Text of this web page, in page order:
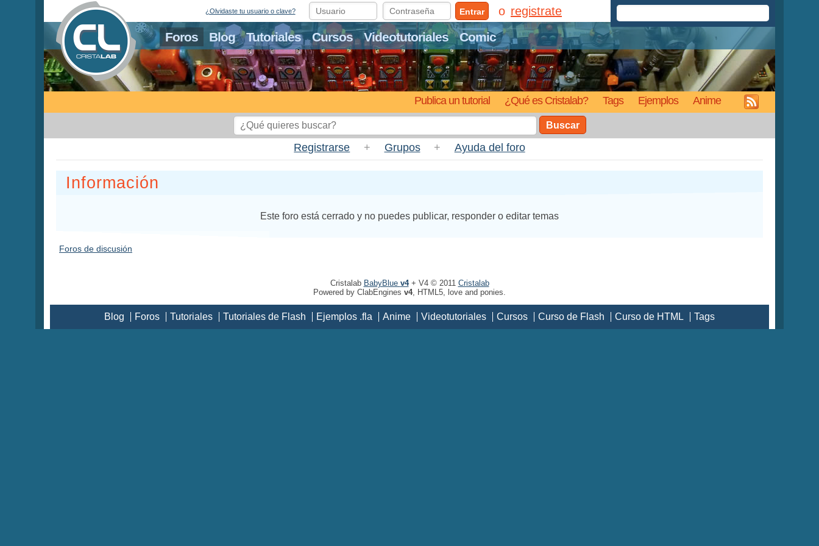
Foros Blog Tutoriales Cursos Videotutoriales Comic
Publica un tutorial ¿Qué es Cristalab? Tags Ejemplos Anime
¿Olvidaste tu usuario o clave? Entrar registrate
Buscar
Registrarse + Grupos + Ayuda del foro
Información
Este foro está cerrado y no puedes publicar, responder o editar temas
Foros de discusión
Cristalab BabyBlue v4+ V4 © 2011 Cristalab
Powered by ClabEngines v4, HTML5, love and ponies.
Blog Foros Tutoriales Tutoriales de Flash Ejemplos .fla Anime Videotutoriales Cursos Curso de Flash Curso de HTML Tags